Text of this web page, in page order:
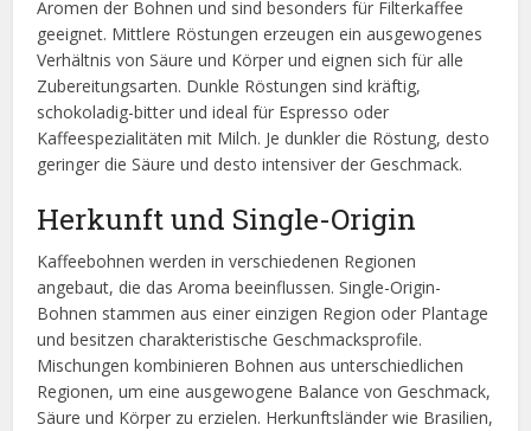
Aromen der Bohnen und sind besonders für Filterkaffee
geeignet. Mittlere Röstungen erzeugen ein ausgewogenes
Verhältnis von Säure und Körper und eignen sich für alle
Zubereitungsarten. Dunkle Röstungen sind kräftig,
schokoladig-bitter und ideal für Espresso oder
Kaffeespezialitäten mit Milch. Je dunkler die Röstung, desto
geringer die Säure und desto intensiver der Geschmack.
Herkunft und Single-Origin
Kaffeebohnen werden in verschiedenen Regionen
angebaut, die das Aroma beeinflussen. Single-Origin-
Bohnen stammen aus einer einzigen Region oder Plantage
und besitzen charakteristische Geschmacksprofile.
Mischungen kombinieren Bohnen aus unterschiedlichen
Regionen, um eine ausgewogene Balance von Geschmack,
Säure und Körper zu erzielen. Herkunftsländer wie Brasilien,